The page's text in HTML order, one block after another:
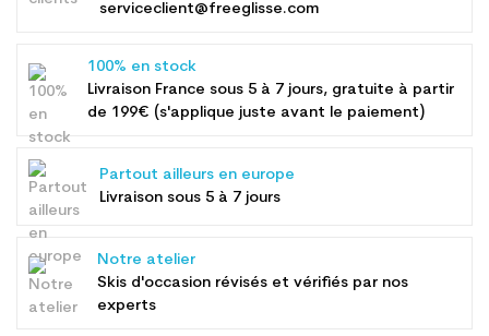
serviceclient@freeglisse.com
100% en stock
Livraison France sous 5 à 7 jours, gratuite à partir
de 199€ (s'applique juste avant le paiement)
Partout ailleurs en europe
Livraison sous 5 à 7 jours
Notre atelier
Skis d'occasion révisés et vérifiés par nos
experts